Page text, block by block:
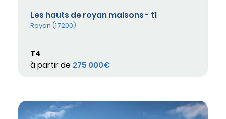
Les hauts de royan maisons - t1
Royan (17200)
T4
à partir de 275 000€